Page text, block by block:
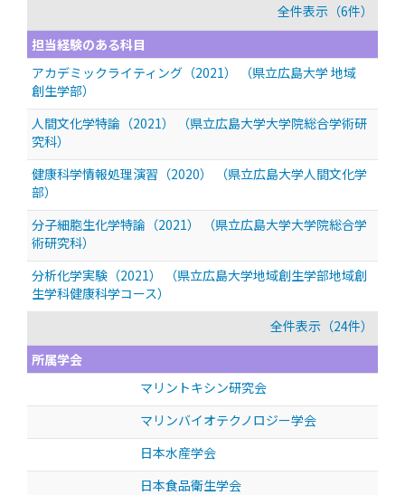
全件表示（6件）
担当経験のある科目
アカデミックライティング（2021） （県立広島大学 地域
創生学部）
人間文化学特論（2021） （県立広島大学大学院総合学術研
究科）
健康科学情報処理演習（2020） （県立広島大学人間文化学
部）
分子細胞生化学特論（2021） （県立広島大学大学院総合学
術研究科）
分析化学実験（2021） （県立広島大学地域創生学部地域創
生学科健康科学コース）
全件表示（24件）
所属学会
マリントキシン研究会
マリンバイオテクノロジー学会
日本水産学会
日本食品衛生学会